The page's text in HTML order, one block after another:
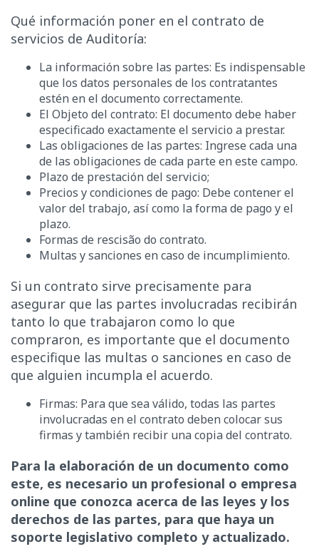
Qué información poner en el contrato de
servicios de Auditoría:
La información sobre las partes: Es indispensable
que los datos personales de los contratantes
estén en el documento correctamente.
El Objeto del contrato: El documento debe haber
especificado exactamente el servicio a prestar.
Las obligaciones de las partes: Ingrese cada una
de las obligaciones de cada parte en este campo.
Plazo de prestación del servicio;
Precios y condiciones de pago: Debe contener el
valor del trabajo, así como la forma de pago y el
plazo.
Formas de rescisão do contrato.
Multas y sanciones en caso de incumplimiento.
Si un contrato sirve precisamente para
asegurar que las partes involucradas recibirán
tanto lo que trabajaron como lo que
compraron, es importante que el documento
especifique las multas o sanciones en caso de
que alguien incumpla el acuerdo.
Firmas: Para que sea válido, todas las partes
involucradas en el contrato deben colocar sus
firmas y también recibir una copia del contrato.
Para la elaboración de un documento como
este, es necesario un profesional o empresa
online que conozca acerca de las leyes y los
derechos de las partes, para que haya un
soporte legislativo completo y actualizado.